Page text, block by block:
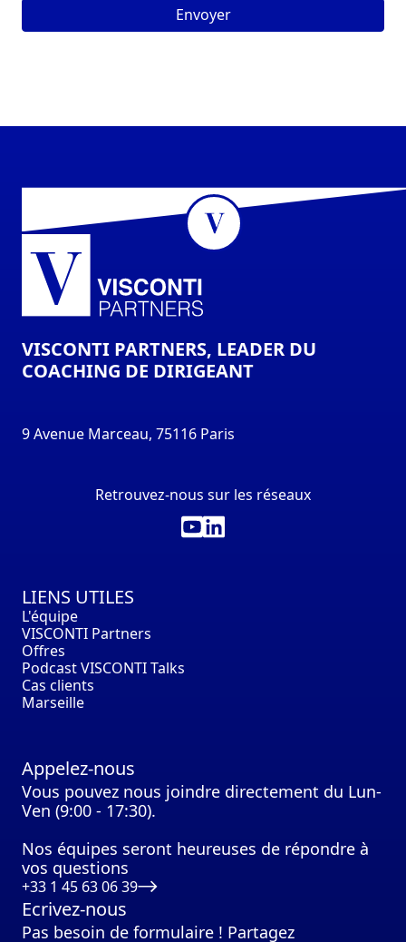
VISCONTI PARTNERS, LEADER DU
COACHING DE DIRIGEANT
9 Avenue Marceau, 75116 Paris
Retrouvez-nous sur les réseaux
LIENS UTILES
L'équipe
VISCONTI Partners
Offres
Podcast VISCONTI Talks
Cas clients
Marseille
Appelez-nous
Vous pouvez nous joindre directement du Lun-
Ven (9:00 - 17:30).
Nos équipes seront heureuses de répondre à
vos questions
+33 1 45 63 06 39
Ecrivez-nous
Pas besoin de formulaire ! Partagez